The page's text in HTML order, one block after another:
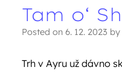
Tam o‘
Posted on 6. 12. 2023 by
Trh v Ayru už dávno